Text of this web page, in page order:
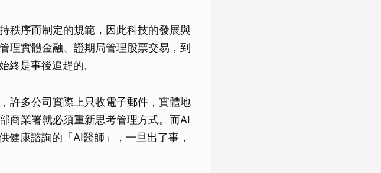
秩序而制定的規範，因此科技的發展與
理實體金融、證期局管理股票交易，到
終是事後追趕的。
許多公司實際上只收電子郵件，實體地
商業署就必須重新思考管理方式。而AI
健康諮詢的「AI醫師」，一旦出了事，